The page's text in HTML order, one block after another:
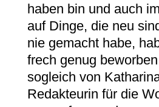
haben bin und auch
auf Dinge, die neu
nie gemacht habe,
frech genug
sogleich von
Redakteurin für die